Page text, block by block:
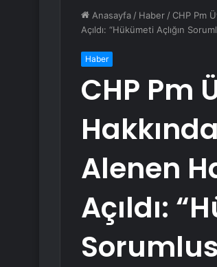
Anasayfa / Haber / CHP Pm
Açıldı: “Hükümeti Açlığın
Haber
CHP Pm
Alenen
Açıldı: